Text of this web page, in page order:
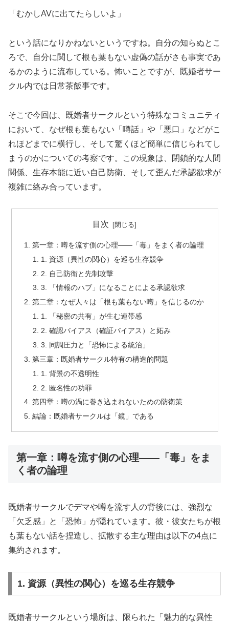
「むかしAVに出てたらしいよ」
という話になりかねないというですね。自分の知らぬとこ
ろで、自分に関して根も葉もない虚偽の話がさも事実であ
るかのように流布している。怖いことですが、既婚者サー
クル内では日常茶飯事です。
そこで今回は、既婚者サークルという特殊なコミュニティ
において、なぜ根も葉もない「噂話」や「悪口」などがこ
れほどまでに横行し、そして驚くほど簡単に信じられてし
まうのかについての考察です。この現象は、閉鎖的な人間
関係、生存本能に近い自己防衛、そして歪んだ承認欲求が
複雑に絡み合っています。
目次
第一章：噂を流す側の心理――「毒」をまく者の論理
1. 資源（異性の関心）を巡る生存競争
2. 自己防衛と先制攻撃
3. 「情報のハブ」になることによる承認欲求
第二章：なぜ人々は「根も葉もない噂」を信じるのか
1. 「秘密の共有」が生む連帯感
2. 確認バイアス（確証バイアス）と妬み
3. 同調圧力と「恐怖による統治」
第三章：既婚者サークル特有の構造的問題
1. 背景の不透明性
2. 匿名性の功罪
第四章：噂の渦に巻き込まれないための防衛策
結論：既婚者サークルは「鏡」である
第一章：噂を流す側の心理――「毒」をま
く者の論理
既婚者サークルでデマや噂を流す人の背後には、強烈な
「欠乏感」と「恐怖」が隠れています。彼・彼女たちが根
も葉もない話を捏造し、拡散する主な理由は以下の4点に
集約されます。
1. 資源（異性の関心）を巡る生存競争
既婚者サークルという場所は、限られた「魅力的な異性